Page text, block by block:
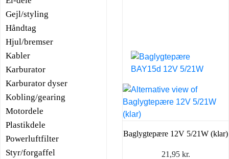
Gejl/styling
Håndtag
Hjul/bremser
Kabler
Karburator
Karburator dyser
Kobling/gearing
Motordele
Plastikdele
Powerluftfilter
Styr/forgaffel
Baglygtepære 12V 5/21W (klar)
21,95 kr.